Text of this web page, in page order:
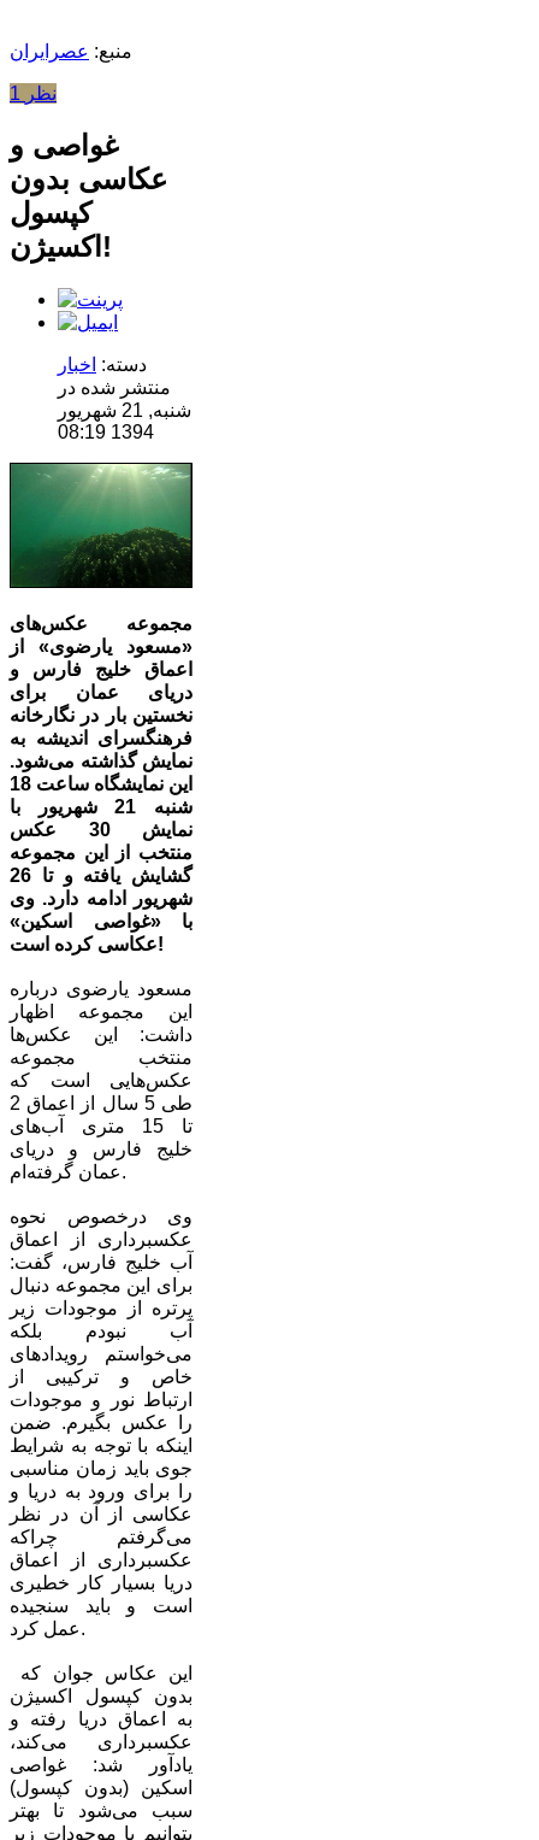
منبع: عصرایران
1 نظر
غواصی و
عکاسی بدون
کپسول
اکسیژن!
دسته: اخبار
منتشر شده در
شنبه, 21 شهریور
1394 08:19
مجموعه عکس‌های
«مسعود یارضوی» از
اعماق خلیج فارس و
دریای عمان برای
نخستین بار در نگارخانه
فرهنگسرای اندیشه به
نمایش گذاشته می‌شود.
این نمایشگاه ساعت 18
شنبه 21 شهریور با
نمایش 30 عکس
منتخب از این مجموعه
گشایش یافته و تا 26
شهریور ادامه دارد. وی
با «غواصی اسکین»
عکاسی کرده است!
مسعود یارضوی درباره
این مجموعه اظهار
داشت: این عکس‌ها
منتخب مجموعه
عکس‌هایی است که
طی 5 سال از اعماق 2
تا 15 متری آب‌های
خلیج فارس و دریای
عمان گرفته‌ام.
وی درخصوص نحوه
عکسبرداری از اعماق
آب خلیج فارس، گفت:
برای این مجموعه دنبال
پرتره‌ از موجودات زیر
آب نبودم بلکه
می‌خواستم رویدادهای
خاص و ترکیبی از
ارتباط نور و موجودات
را عکس بگیرم. ضمن
اینکه با توجه به شرایط
جوی باید زمان مناسبی
را برای ورود به دریا و
عکاسی از آن در نظر
می‌گرفتم چراکه
عکسبرداری از اعماق
دریا بسیار کار خطیری
است و باید سنجیده
عمل کرد.
بدون کپسول اکسیژن
به اعماق دریا رفته و
عکسبرداری می‌کند،
یادآور شد: غواصی
اسکین (بدون کپسول)
سبب می‌شود تا بهتر
بتوانیم با موجودات زیر